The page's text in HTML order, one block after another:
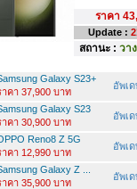
ราคา
Update :
สถานะ : วา
Galaxy S23+
าคา 37,900 บาท
อัพเ
Galaxy S23
าคา 30,900 บาท
อัพเ
Reno8 Z 5G
าคา 12,990 บาท
อัพเ
Galaxy Z ...
าคา 35,900 บาท
อัพเ